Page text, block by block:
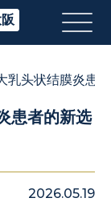
乳头状结膜炎患
患者的新选
2026.05.19